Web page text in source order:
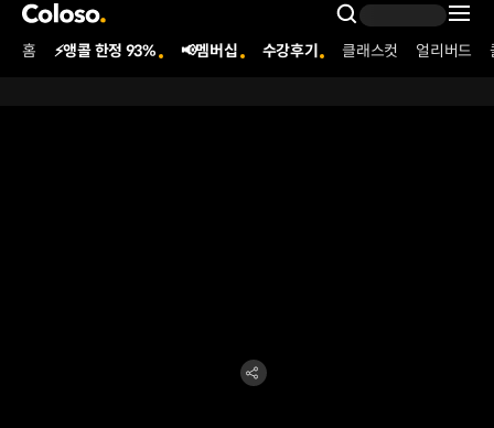
콜로소
Search
Coloso Menu
홈 ⚡앵콜 한정 93% 📢멤버십 수강후기 클래스컷 얼리버드